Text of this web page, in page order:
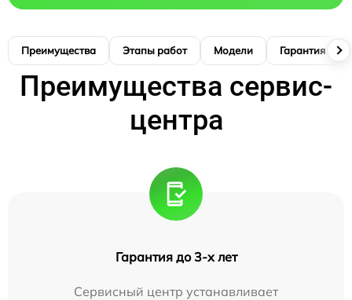
Преимущества Этапы работ Модели Гарантия
Преимущества сервис-
центра
Гарантия до 3-х лет
Сервисный центр устанавливает